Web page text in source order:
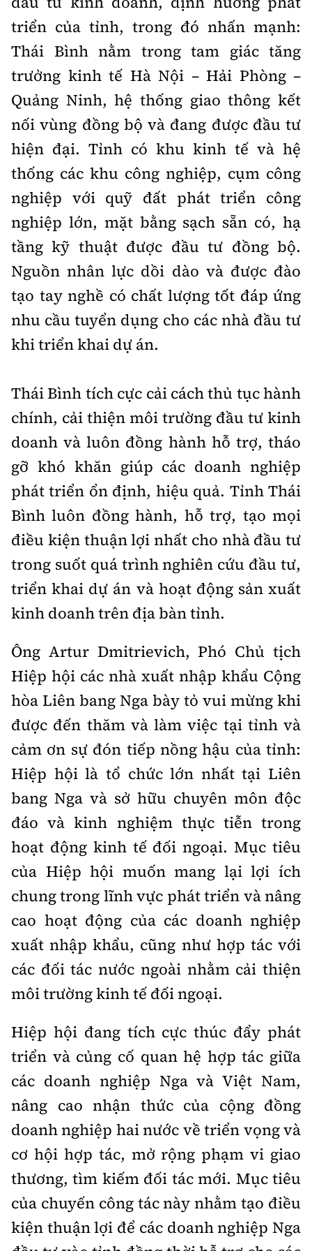
Tổng biên tập:Nguyễn Thị Hồng Nga
Phó Tổng biên tập:Nguyễn Sơn Tùng,
Nguyễn Đức Thắng, La Đức Hùng
Hotline:
0901 514 799
Quảng cáo và Phát hành:
0915 057 282
Email:bandoc@baoxaydung.vn
Cấm sao chép dưới mọi hình thức nếu không có sự
chấp thuận bằng văn bản.
Thông tin tòa
soạn
triển của tỉnh, trong đó nhấn mạnh:
Thái Bình nằm trong tam giác tăng
trưởng kinh tế Hà Nội – Hải Phòng –
Quảng Ninh, hệ thống giao thông kết
nối vùng đồng bộ và đang được đầu tư
hiện đại. Tỉnh có khu kinh tế và hệ
thống các khu công nghiệp, cụm công
nghiệp với quỹ đất phát triển công
nghiệp lớn, mặt bằng sạch sẵn có, hạ
tầng kỹ thuật được đầu tư đồng bộ.
Nguồn nhân lực dồi dào và được đào
tạo tay nghề có chất lượng tốt đáp ứng
nhu cầu tuyển dụng cho các nhà đầu tư
khi triển khai dự án.
Thái Bình tích cực cải cách thủ tục hành
chính, cải thiện môi trường đầu tư kinh
doanh và luôn đồng hành hỗ trợ, tháo
gỡ khó khăn giúp các doanh nghiệp
phát triển ổn định, hiệu quả. Tỉnh Thái
Bình luôn đồng hành, hỗ trợ, tạo mọi
điều kiện thuận lợi nhất cho nhà đầu tư
trong suốt quá trình nghiên cứu đầu tư,
triển khai dự án và hoạt động sản xuất
kinh doanh trên địa bàn tỉnh.
Ông Artur Dmitrievich, Phó Chủ tịch
Hiệp hội các nhà xuất nhập khẩu Cộng
hòa Liên bang Nga bày tỏ vui mừng khi
được đến thăm và làm việc tại tỉnh và
cảm ơn sự đón tiếp nồng hậu của tỉnh:
Hiệp hội là tổ chức lớn nhất tại Liên
bang Nga và sở hữu chuyên môn độc
đáo và kinh nghiệm thực tiễn trong
hoạt động kinh tế đối ngoại. Mục tiêu
của Hiệp hội muốn mang lại lợi ích
chung trong lĩnh vực phát triển và nâng
cao hoạt động của các doanh nghiệp
xuất nhập khẩu, cũng như hợp tác với
các đối tác nước ngoài nhằm cải thiện
môi trường kinh tế đối ngoại.
Hiệp hội đang tích cực thúc đẩy phát
triển và củng cố quan hệ hợp tác giữa
các doanh nghiệp Nga và Việt Nam,
nâng cao nhận thức của cộng đồng
doanh nghiệp hai nước về triển vọng và
cơ hội hợp tác, mở rộng phạm vi giao
thương, tìm kiếm đối tác mới. Mục tiêu
của chuyến công tác này nhằm tạo điều
kiện thuận lợi để các doanh nghiệp Nga